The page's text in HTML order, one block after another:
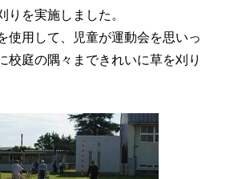
りを実施しました。
用して、児童が運動会を思いっ
校庭の隅々まできれいに草を刈り